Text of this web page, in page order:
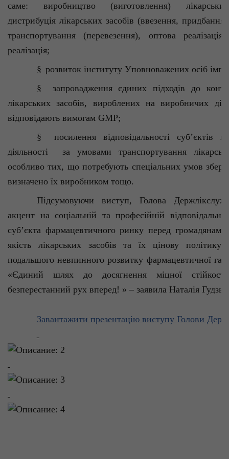
саме: виробництво (виготовлення)
дистрибуція лікарських засобів (ввезення, придбання,
транспортування (перевезення), оптова
реалізація;
§ розвиток інституту Уповноважених осіб
§
запровадження єдинихпідходів до
лікарських засобів, вироблених на виробничих
відповідають вимогам GMP;
§
посилення відповідальності суб’єктів
діяльності
за умовами транспортування
особливо тих, що потребують спеціальних умов
визначено їх виробником тощо.
Підсумовуючи виступ, Голова
акцент на соціальній та професійній
суб’єкта фармацевтичного ринку перед
якість лікарських засобів та їх цінову політику
подальшого невпинного розвитку фармацевтичної
«Єдиний шлях до досягнення міцної
безперестанний рух вперед! » – заявила Наталія Гудзь
Завантажити презентацію виступу Голови